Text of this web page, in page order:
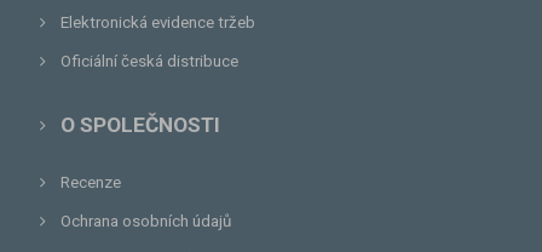
Elektronická evidence tržeb
Oficiální česká distribuce
O SPOLEČNOSTI
Recenze
Ochrana osobních údajů